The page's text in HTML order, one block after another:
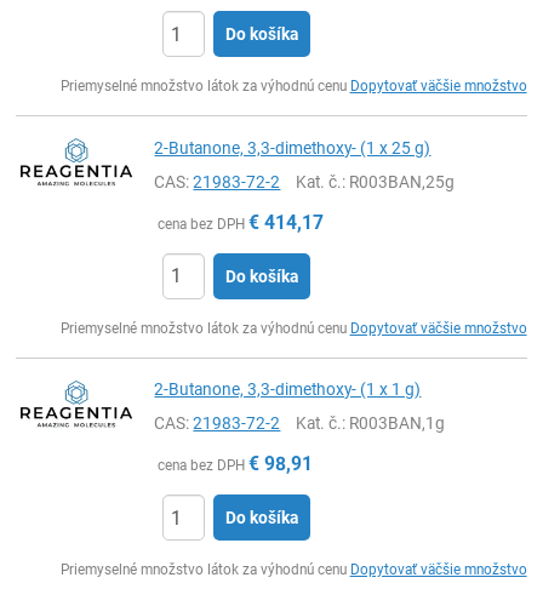
Do košíka
Priemyselné množstvo látok za výhodnú cenu Dopytovať väčšie množstvo
2-Butanone, 3,3-dimethoxy- (1 x 25 g)
CAS:21983-72-2 Kat. č.: R003BAN,25g
cena bez DPH € 414,17
Do košíka
Priemyselné množstvo látok za výhodnú cenu Dopytovať väčšie množstvo
2-Butanone, 3,3-dimethoxy- (1 x 1 g)
CAS:21983-72-2 Kat. č.: R003BAN,1g
cena bez DPH € 98,91
Do košíka
Priemyselné množstvo látok za výhodnú cenu Dopytovať väčšie množstvo